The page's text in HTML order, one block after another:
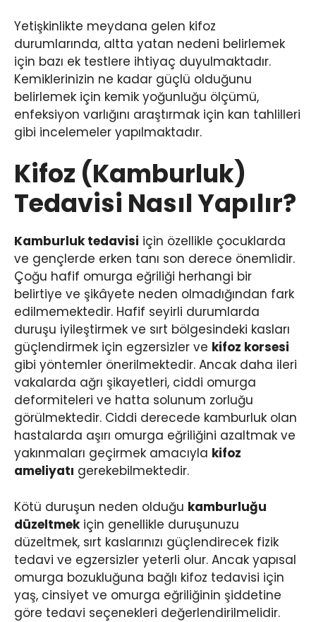
Yetişkinlikte meydana gelen kifoz
durumlarında, altta yatan nedeni belirlemek
için bazı ek testlere ihtiyaç duyulmaktadır.
Kemiklerinizin ne kadar güçlü olduğunu
belirlemek için kemik yoğunluğu ölçümü,
enfeksiyon varlığını araştırmak için kan tahlilleri
gibi incelemeler yapılmaktadır.
Kifoz (Kamburluk)
Tedavisi Nasıl Yapılır?
Kamburluk tedavisi için özellikle çocuklarda
ve gençlerde erken tanı son derece önemlidir.
Çoğu hafif omurga eğriliği herhangi bir
belirtiye ve şikâyete neden olmadığından fark
edilmemektedir. Hafif seyirli durumlarda
duruşu iyileştirmek ve sırt bölgesindeki kasları
güçlendirmek için egzersizler ve kifoz korsesi
gibi yöntemler önerilmektedir. Ancak daha ileri
vakalarda ağrı şikayetleri, ciddi omurga
deformiteleri ve hatta solunum zorluğu
görülmektedir. Ciddi derecede kamburluk olan
hastalarda aşırı omurga eğriliğini azaltmak ve
yakınmaları geçirmek amacıyla kifoz
ameliyatı gerekebilmektedir.
Kötü duruşun neden olduğu kamburluğu
düzeltmekiçin genellikle duruşunuzu
düzeltmek, sırt kaslarınızı güçlendirecek fizik
tedavi ve egzersizler yeterli olur. Ancak yapısal
omurga bozukluğuna bağlı kifoz tedavisi için
yaş, cinsiyet ve omurga eğriliğinin şiddetine
göre tedavi seçenekleri değerlendirilmelidir.